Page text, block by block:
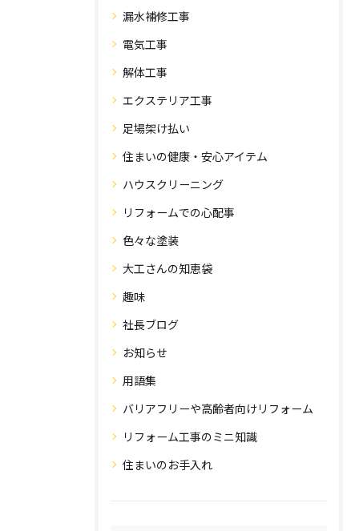
漏水補修工事
電気工事
解体工事
エクステリア工事
足場架け払い
住まいの健康・安心アイテム
ハウスクリーニング
リフォームでの心配事
色々な塗装
大工さんの知恵袋
趣味
社長ブログ
お知らせ
用語集
バリアフリーや高齢者向けリフォーム
リフォーム工事のミニ知識
住まいのお手入れ